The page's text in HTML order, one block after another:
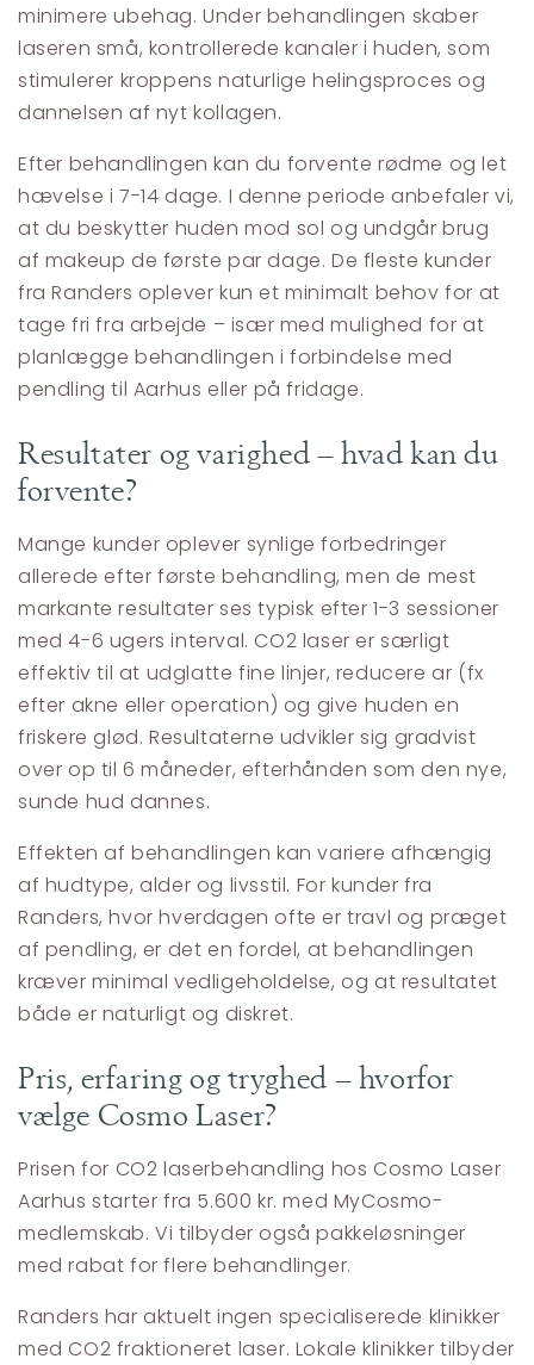
minimere ubehag. Under behandlingen skaber
laseren små, kontrollerede kanaler i huden, som
stimulerer kroppens naturlige helingsproces og
dannelsen af nyt kollagen.
Efter behandlingen kan du forvente rødme og let
hævelse i 7-14 dage. I denne periode anbefaler vi,
at du beskytter huden mod sol og undgår brug
af makeup de første par dage. De fleste kunder
fra Randers oplever kun et minimalt behov for at
tage fri fra arbejde – især med mulighed for at
planlægge behandlingen i forbindelse med
pendling til Aarhus eller på fridage.
Resultater og varighed – hvad kan du
forvente?
Mange kunder oplever synlige forbedringer
allerede efter første behandling, men de mest
markante resultater ses typisk efter 1-3 sessioner
med 4-6 ugers interval. CO2 laser er særligt
effektiv til at udglatte fine linjer, reducere ar (fx
efter akne eller operation) og give huden en
friskere glød. Resultaterne udvikler sig gradvist
over op til 6 måneder, efterhånden som den nye,
sunde hud dannes.
Effekten af behandlingen kan variere afhængig
af hudtype, alder og livsstil. For kunder fra
Randers, hvor hverdagen ofte er travl og præget
af pendling, er det en fordel, at behandlingen
kræver minimal vedligeholdelse, og at resultatet
både er naturligt og diskret.
Pris, erfaring og tryghed – hvorfor
vælge Cosmo Laser?
Prisen for CO2 laserbehandling hos Cosmo Laser
Aarhus starter fra 5.600 kr. med MyCosmo-
medlemskab. Vi tilbyder også pakkeløsninger
med rabat for flere behandlinger.
Randers har aktuelt ingen specialiserede klinikker
med CO2 fraktioneret laser. Lokale klinikker tilbyder